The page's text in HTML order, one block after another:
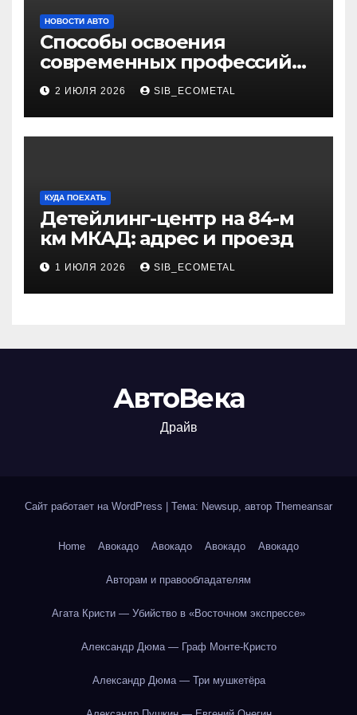
НОВОСТИ АВТО
Способы освоения
современных профессий
через онлайн-курсы
2 ИЮЛЯ 2026 SIB_ECOMETAL
КУДА ПОЕХАТЬ
Детейлинг-центр на 84-м
км МКАД: адрес и проезд
1 ИЮЛЯ 2026 SIB_ECOMETAL
АвтоВека
Драйв
Сайт работает на WordPress Тема: Newsup, автор Themeansar
Home Авокадо Авокадо Авокадо Авокадо
Авторам и правообладателям
Агата Кристи — Убийство в «Восточном экспрессе»
Александр Дюма — Граф Монте-Кристо
Александр Дюма — Три мушкетёра